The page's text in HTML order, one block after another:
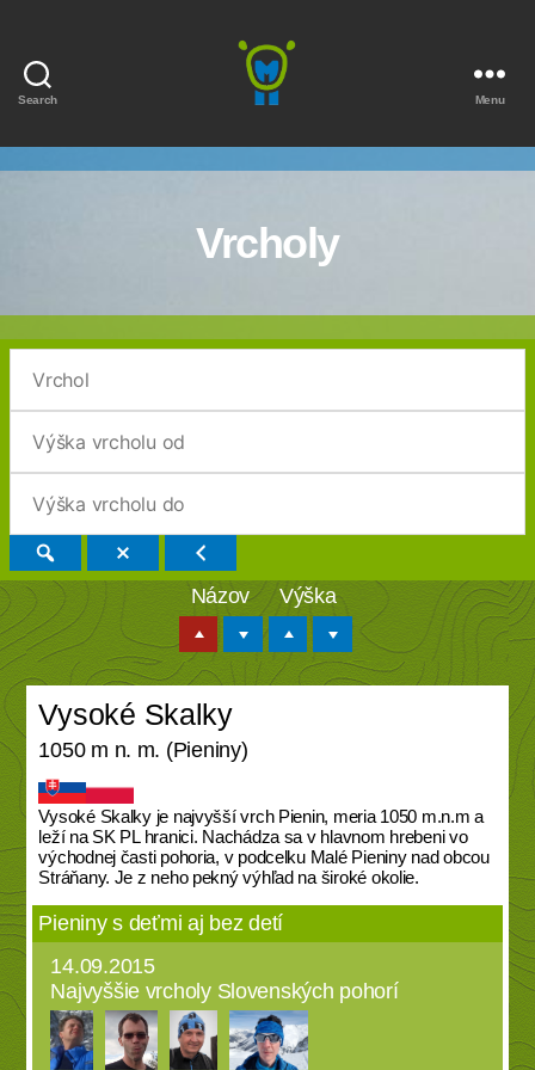
Search Menu
Vrcholy
Názov Výška
Vysoké Skalky
1050 m n. m. (Pieniny)
Vysoké Skalky je najvyšší vrch Pienin, meria 1050 m.n.m a
leží na SK PL hranici. Nachádza sa v hlavnom hrebeni vo
východnej časti pohoria, v podcelku Malé Pieniny nad obcou
Stráňany. Je z neho pekný výhľad na široké okolie.
Pieniny s deťmi aj bez detí
14.09.2015
Najvyššie vrcholy Slovenských pohorí